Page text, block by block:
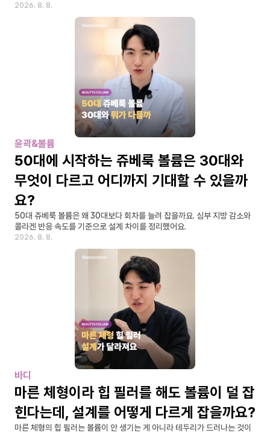
2026. 8. 8.
윤곽&볼륨
50대에 시작하는 쥬베룩 볼륨은 30대와
무엇이 다르고 어디까지 기대할 수 있을까
요?
50대 쥬베룩 볼륨은 왜 30대보다 회차를 늘려 잡을까요. 심부 지방 감소와
콜라겐 반응 속도를 기준으로 설계 차이를 정리했어요.
2026. 8. 8.
바디
마른 체형이라 힙 필러를 해도 볼륨이 덜 잡
힌다는데, 설계를 어떻게 다르게 잡을까요?
마른 체형의 힙 필러는 볼륨이 안 생기는 게 아니라 테두리가 드러나는 것이